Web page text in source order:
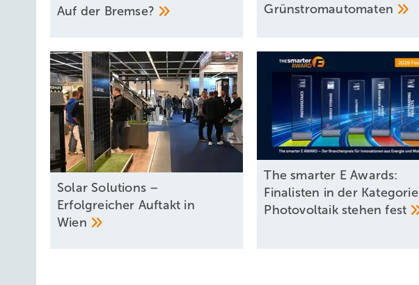
Auf der Bremse?
Grünstromautomaten
Solar Solutions –
Erfolgreicher Auftakt in
Wien
The smarter E Awards:
Finalisten in der Kategorie
Photovoltaik stehenfest